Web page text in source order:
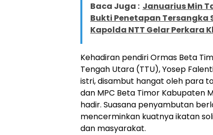
Baca Juga : Januarius Min
Bukti Penetapan Tersangka
Kapolda NTT Gelar Perkara
Kehadiran pendiri Ormas Beta
Tengah Utara (TTU), Yosep
istri, disambut hangat oleh para
dan MPC Beta Timor Kabupaten
hadir. Suasana penyambutan
mencerminkan kuatnya ikatan
dan masyarakat.